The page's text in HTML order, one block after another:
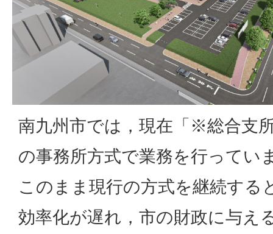
南九州市では，現在「※総合支
の事務所方式で業務を行ってい
このまま現行の方式を継続する
効率化が遅れ，市の財政に与え